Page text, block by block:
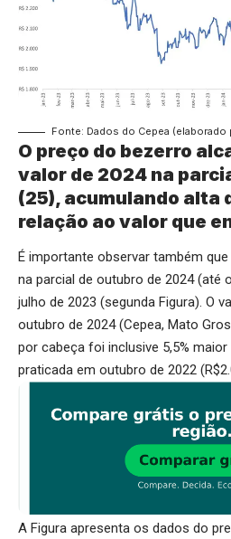
Fonte: Dados do Cepea (elaborado
O preço do bezerro
valor de 2024 na
(25), acumulando alta
relação ao valor que
É importante observar também
na parcial de outubro de 2024 (até
julho de 2023 (segunda Figura). O
outubro de 2024 (Cepea, Mato
por cabeça foi inclusive 5,5% maior
praticada em outubro de 2022
A Figura apresenta os dados do